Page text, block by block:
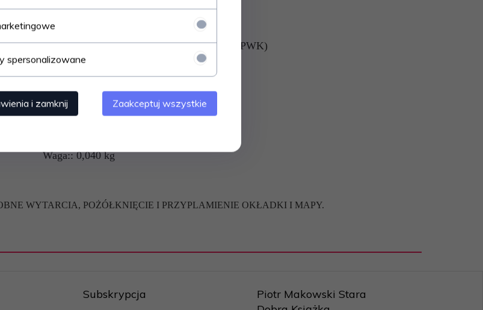
Przedsiębiorstwo Wydawnictw Kartograficznych (PPWK)
Rok wydania:: 1976
Okładka:: miękka
Język:: polski
Stan:: używany
Waga:: 0,040 kg
WYTARCIA, POŻÓŁKNIĘCIE I PRZYPLAMIENIE OKŁADKI I MAPY.
Subskrypcja
Piotr Makowski Stara
spersonalizowane
i zamknij Zaakceptuj wszystkie